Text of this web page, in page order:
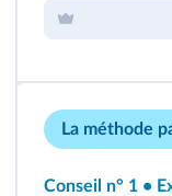
La méthode
Conseil n° 1 •